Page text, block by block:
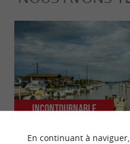
Incontournable
En continuant à